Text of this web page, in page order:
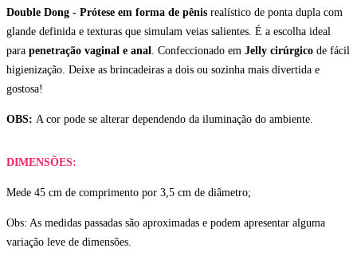
Double Dong - Prótese em forma de pênis realístico de ponta dupla com
glande definida e texturas que simulam veias salientes. É a escolha ideal
para penetração vaginal e anal. Confeccionado em Jelly cirúrgico de fácil
higienização. Deixe as brincadeiras a dois ou sozinha mais divertida e
gostosa!
OBS: A cor pode se alterar dependendo da iluminação do ambiente.
DIMENSÕES:
Mede 45 cm de comprimento por 3,5 cm de diâmetro;
Obs: As medidas passadas são aproximadas e podem apresentar alguma
variação leve de dimensões.